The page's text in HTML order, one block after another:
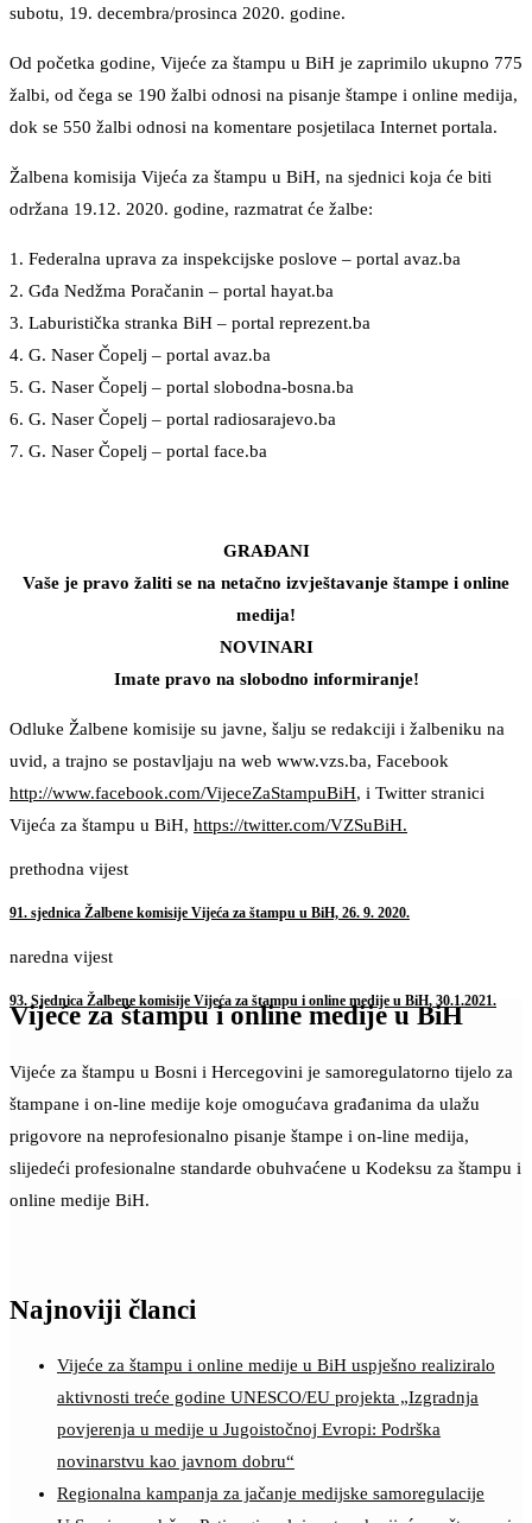
subotu, 19. decembra/prosinca 2020. godine.
Od početka godine, Vijeće za štampu u BiH je zaprimilo ukupno 775
žalbi, od čega se 190 žalbi odnosi na pisanje štampe i online medija,
dok se 550 žalbi odnosi na komentare posjetilaca Internet portala.
Žalbena komisija Vijeća za štampu u BiH, na sjednici koja će biti
održana 19.12. 2020. godine, razmatrat će žalbe:
1. Federalna uprava za inspekcijske poslove – portal avaz.ba
2. Gđa Nedžma Poračanin – portal hayat.ba
3. Laburistička stranka BiH – portal reprezent.ba
4. G. Naser Čopelj – portal avaz.ba
5. G. Naser Čopelj – portal slobodna-bosna.ba
6. G. Naser Čopelj – portal radiosarajevo.ba
7. G. Naser Čopelj – portal face.ba
GRAĐANI
Vaše je pravo žaliti se na netačno izvještavanje štampe i online
medija!
NOVINARI
Imate pravo na slobodno informiranje!
Odluke Žalbene komisije su javne, šalju se redakciji i žalbeniku na
uvid, a trajno se postavljaju na web www.vzs.ba, Facebook
http://www.facebook.com/VijeceZaStampuBiH, i Twitter stranici
Vijeća za štampu u BiH, https://twitter.com/VZSuBiH.
prethodna vijest
91. sjednica Žalbene komisije Vijeća za štampu u BiH, 26. 9. 2020.
naredna vijest
93. Sjednica Žalbene komisije Vijeća za štampu i online medije u BiH, 30.1.2021.
Vijeće za štampu i online medije u BiH
Vijeće za štampu u Bosni i Hercegovini je samoregulatorno tijelo za
štampane i on-line medije koje omogućava građanima da ulažu
prigovore na neprofesionalno pisanje štampe i on-line medija,
slijedeći profesionalne standarde obuhvaćene u Kodeksu za štampu i
online medije BiH.
Najnoviji članci
Vijeće za štampu i online medije u BiH uspješno realiziralo
aktivnosti treće godine UNESCO/EU projekta „Izgradnja
povjerenja u medije u Jugoistočnoj Evropi: Podrška
novinarstvu kao javnom dobru“
Regionalna kampanja za jačanje medijske samoregulacije